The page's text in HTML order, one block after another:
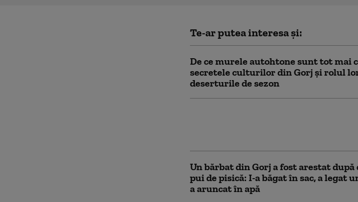
Te-ar putea interesa și:
De ce murele autohtone sunt tot mai
secretele culturilor din Gorj și rolul
deserturile de sezon
Un bărbat din Gorj a fost arestat după
pui de pisică: I-a băgat în sac, a legat
a aruncat în apă